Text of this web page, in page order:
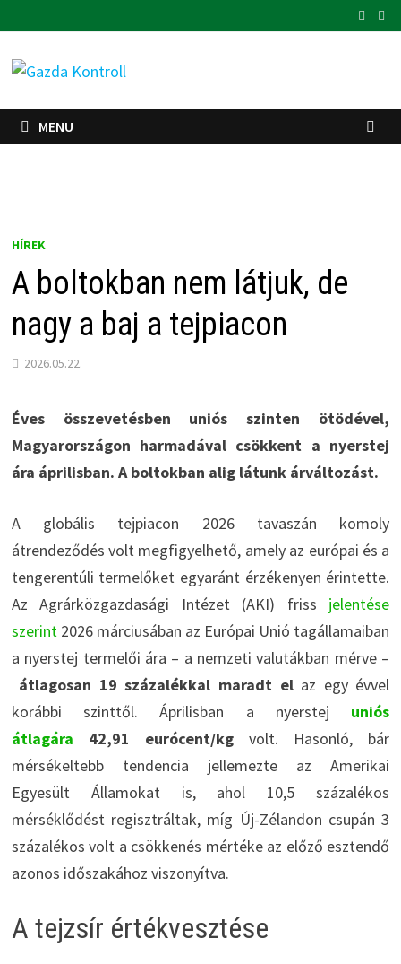
to
content
MENU
HÍREK
A boltokban nem látjuk, de
nagy a baj a tejpiacon
2026.05.22.
Éves összevetésben uniós szinten ötödével,
Magyarországon harmadával csökkent a nyerstej
ára áprilisban. A boltokban alig látunk árváltozást.
A globális tejpiacon 2026 tavaszán komoly
átrendeződés volt megfigyelhető, amely az európai és a
tengerentúli termelőket egyaránt érzékenyen érintette.
Az Agrárközgazdasági Intézet (AKI) friss jelentése
szerint 2026 márciusában az Európai Unió tagállamaiban
a nyerstej termelői ára – a nemzeti valutákban mérve –
átlagosan 19 százalékkal maradt elaz egy évvel
korábbi szinttől. Áprilisban a nyerstej uniós
átlagára 42,91 eurócent/kgvolt. Hasonló, bár
mérsékeltebb tendencia jellemezte az Amerikai
Egyesült Államokat is, ahol 10,5 százalékos
mérséklődést regisztráltak, míg Új-Zélandon csupán 3
százalékos volt a csökkenés mértéke az előző esztendő
azonos időszakához viszonyítva.
A tejzsír értékvesztése